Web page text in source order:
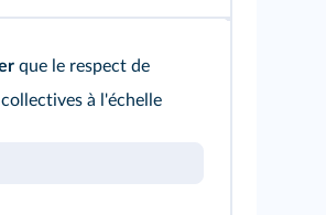
que le respect de
à l'échelle